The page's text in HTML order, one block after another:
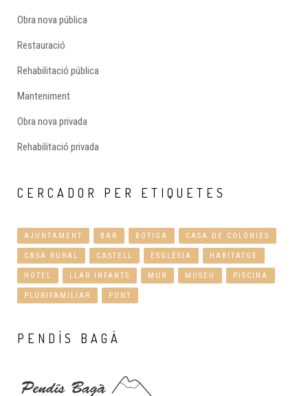
Obra nova pública
Restauració
Rehabilitació pública
Manteniment
Obra nova privada
Rehabilitació privada
CERCADOR PER ETIQUETES
AJUNTAMENT BAR BOTIGA CASA DE COLÒNIES
CASA RURAL CASTELL ESGLÉSIA HABITATGE
HOTEL LLAR INFANTS MUR MUSEU PISCINA
PLURIFAMILIAR PONT
PENDÍS BAGÀ